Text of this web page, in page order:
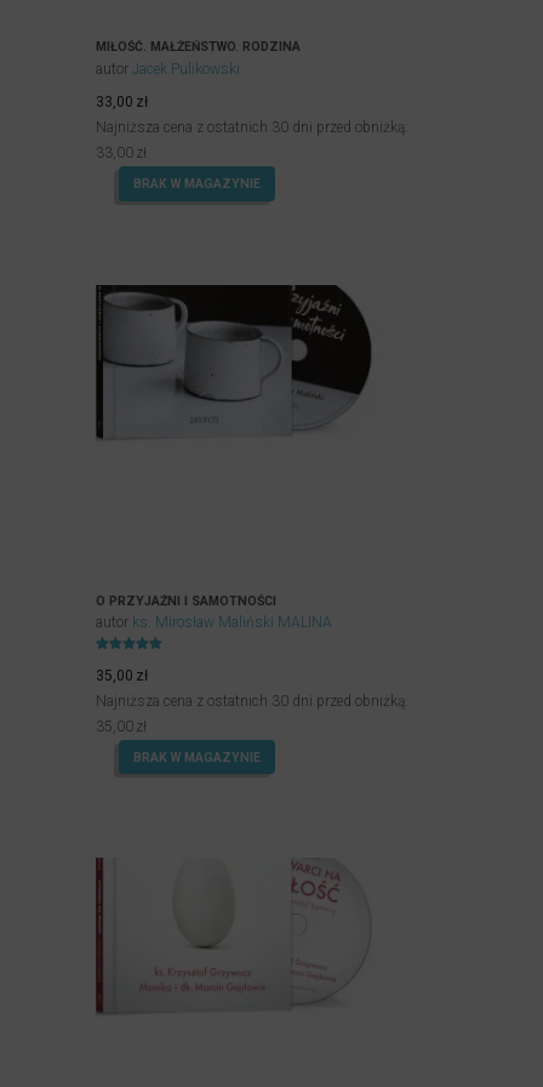
MIŁOŚĆ. MAŁŻEŃSTWO. RODZINA
autor Jacek Pulikowski
33,00 zł
Najniższa cena z ostatnich 30 dni przed obniżką:
33,00 zł
BRAK W MAGAZYNIE
O PRZYJAŹNI I SAMOTNOŚCI
autor ks. Mirosław Maliński MALINA
5.00
na 5.
35,00 zł
Najniższa cena z ostatnich 30 dni przed obniżką:
35,00 zł
BRAK W MAGAZYNIE